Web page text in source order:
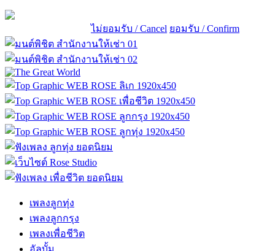
ไม่ยอมรับ / Cancel ยอมรับ / Confirm
เพลงลูกทุ่ง
เพลงลูกกรุง
เพลงเพื่อชีวิต
อัลบั้ม